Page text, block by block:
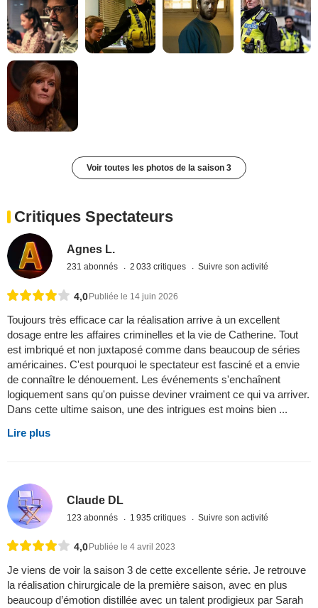
Voir toutes les photos de la saison 3
Critiques Spectateurs
Agnes L.
231 abonnés 2 033 critiques Suivre son activité
4,0 Publiée le 14 juin 2026
Toujours très efficace car la réalisation arrive à un excellent
dosage entre les affaires criminelles et la vie de Catherine. Tout
est imbriqué et non juxtaposé comme dans beaucoup de séries
américaines. C'est pourquoi le spectateur est fasciné et a envie
de connaître le dénouement. Les événements s'enchaînent
logiquement sans qu'on puisse deviner vraiment ce qui va arriver.
Dans cette ultime saison, une des intrigues est moins bien ...
Lire plus
Claude DL
123 abonnés 1 935 critiques Suivre son activité
4,0 Publiée le 4 avril 2023
Je viens de voir la saison 3 de cette excellente série. Je retrouve
la réalisation chirurgicale de la première saison, avec en plus
beaucoup d’émotion distillée avec un talent prodigieux par Sarah